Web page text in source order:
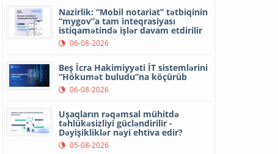
Nazirlik: “Mobil notariat” tətbiqinin
“mygov”a tam inteqrasiyası
istiqamətində işlər davam etdirilir
06-08-2026
Beş İcra Hakimiyyəti İT sistemlərini
“Hökumət buludu”na köçürüb
06-08-2026
Uşaqların rəqəmsal mühitdə
təhlükəsizliyi gücləndirilir -
Dəyişikliklər nəyi ehtiva edir?
05-08-2026